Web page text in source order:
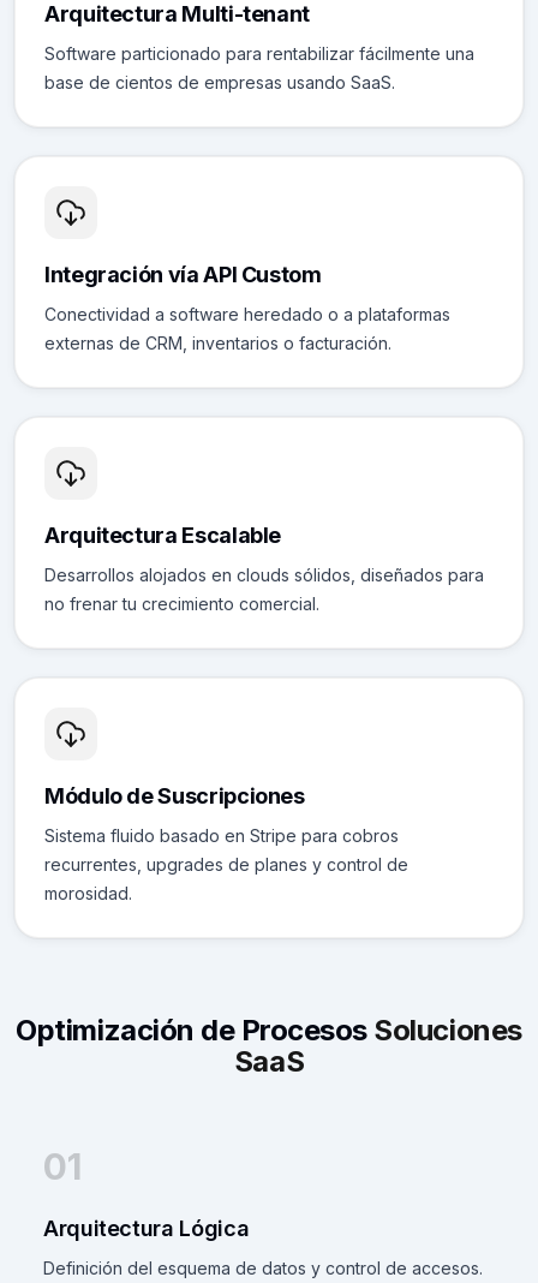
Arquitectura Multi-tenant
Software particionado para rentabilizar fácilmente una
base de cientos de empresas usando SaaS.
Integración vía API Custom
Conectividad a software heredado o a plataformas
externas de CRM, inventarios o facturación.
Arquitectura Escalable
Desarrollos alojados en clouds sólidos, diseñados para
no frenar tu crecimiento comercial.
Módulo de Suscripciones
Sistema fluido basado en Stripe para cobros
recurrentes, upgrades de planes y control de
morosidad.
Optimización de Procesos Soluciones
SaaS
01
Arquitectura Lógica
Definición del esquema de datos y control de accesos.